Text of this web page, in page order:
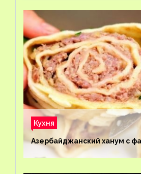
Кухня
Азербайджанский ханум с